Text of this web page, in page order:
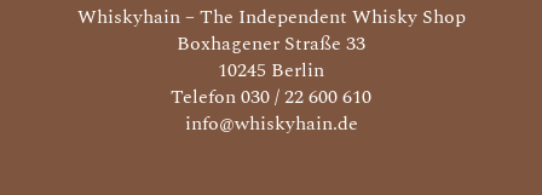
Whiskyhain – The Independent Whisky Shop
Boxhagener Straße 33
10245 Berlin
Telefon 030 / 22 600 610
info@whiskyhain.de